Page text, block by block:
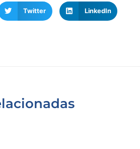
Twitter LinkedIn